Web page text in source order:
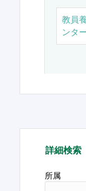
教員
ンタ
詳細検索
所属